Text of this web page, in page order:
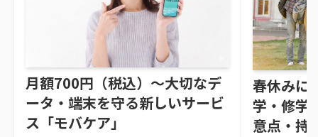
月額700円（税込）～大切なデ
ータ・端末を守る新しいサービ
ス「モバケア」
春休みに
学・修学
意点・持